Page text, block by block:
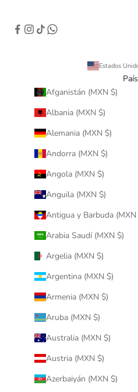
País
Afganistán (MXN $)
Albania (MXN $)
Alemania (MXN $)
Andorra (MXN $)
Angola (MXN $)
Anguila (MXN $)
Arabia Saudí (MXN $)
Argelia (MXN $)
Argentina (MXN $)
Armenia (MXN $)
Aruba (MXN $)
Australia (MXN $)
Austria (MXN $)
Azerbaiyán (MXN $)